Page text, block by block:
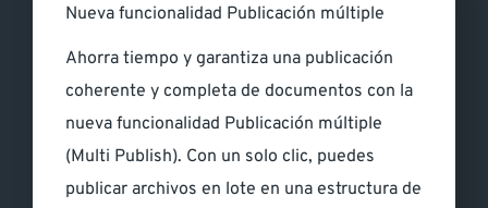
Nueva funcionalidad Publicación múltiple
Ahorra tiempo y garantiza una publicación
coherente y completa de documentos con la
nueva funcionalidad Publicación múltiple
(Multi Publish). Con un solo clic, puedes
publicar archivos en lote en una estructura de